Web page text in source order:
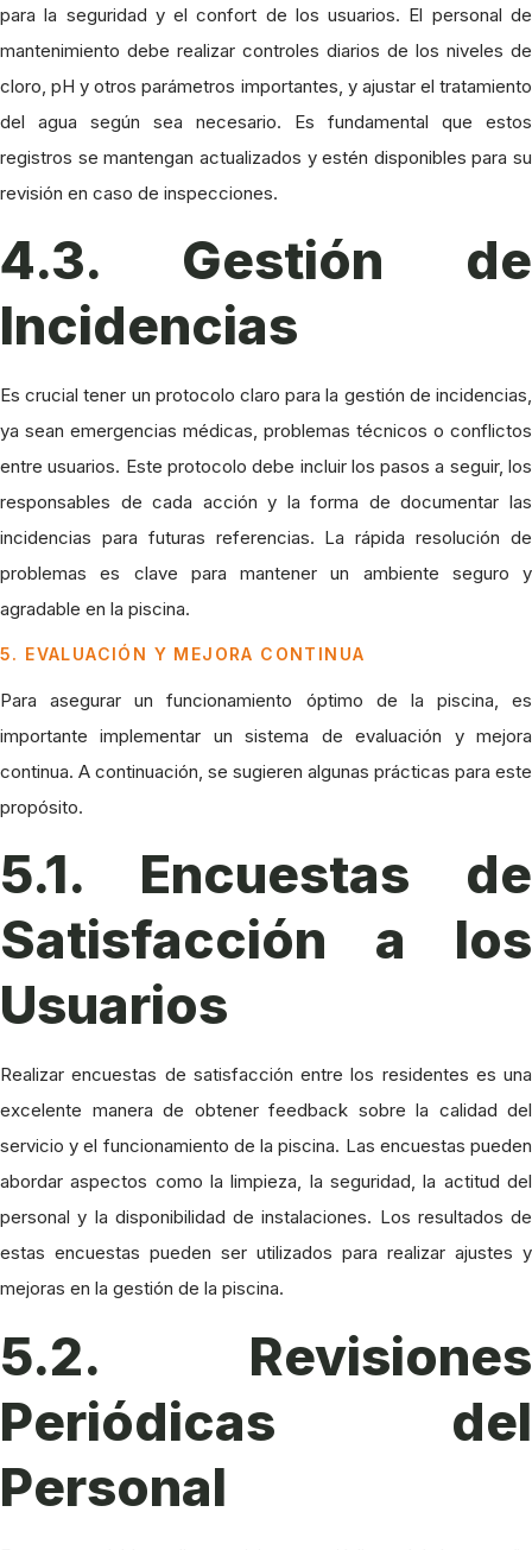
para la seguridad y el confort de los usuarios. El personal de
mantenimiento debe realizar controles diarios de los niveles de
cloro, pH y otros parámetros importantes, y ajustar el tratamiento
del agua según sea necesario. Es fundamental que estos
registros se mantengan actualizados y estén disponibles para su
revisión en caso de inspecciones.
4.3. Gestión de
Incidencias
Es crucial tener un protocolo claro para la gestión de incidencias,
ya sean emergencias médicas, problemas técnicos o conflictos
entre usuarios. Este protocolo debe incluir los pasos a seguir, los
responsables de cada acción y la forma de documentar las
incidencias para futuras referencias. La rápida resolución de
problemas es clave para mantener un ambiente seguro y
agradable en la piscina.
5. EVALUACIÓN Y MEJORA CONTINUA
Para asegurar un funcionamiento óptimo de la piscina, es
importante implementar un sistema de evaluación y mejora
continua. A continuación, se sugieren algunas prácticas para este
propósito.
5.1. Encuestas de
Satisfacción a los
Usuarios
Realizar encuestas de satisfacción entre los residentes es una
excelente manera de obtener feedback sobre la calidad del
servicio y el funcionamiento de la piscina. Las encuestas pueden
abordar aspectos como la limpieza, la seguridad, la actitud del
personal y la disponibilidad de instalaciones. Los resultados de
estas encuestas pueden ser utilizados para realizar ajustes y
mejoras en la gestión de la piscina.
5.2. Revisiones
Periódicas del
Personal